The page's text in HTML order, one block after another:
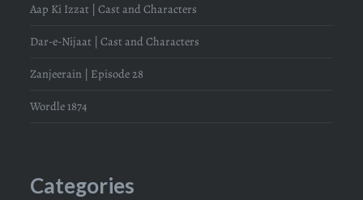
Aap Ki Izzat | Cast and Characters
Dar-e-Nijaat | Cast and Characters
Zanjeerain | Episode 28
Wordle 1874
Categories